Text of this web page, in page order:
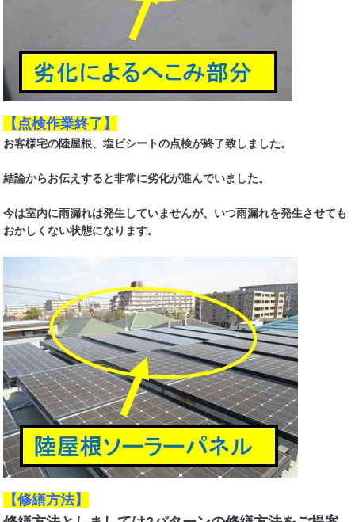
【点検作業終了】
お客様宅の陸屋根、塩ビシートの点検が終了致しました。
結論からお伝えすると非常に劣化が進んでいました。
今は室内に雨漏れは発生していませんが、いつ雨漏れを発生させても
おかしくない状態になります。
【修繕方法】